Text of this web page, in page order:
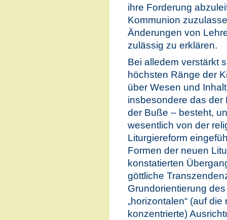
ihre Forderung
Kommunion
Änderungen von
zulässig zu erklären.
Bei alledem verstärkt
höchsten Ränge der
über Wesen und
insbesondere das der
der Buße – besteht,
wesentlich von der
Liturgiereform
Formen der neuen
konstatierten
göttliche
Grundorientierung
„horizontalen“ (auf
konzentrierte)